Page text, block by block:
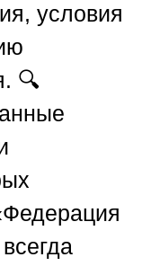
условия
🔍